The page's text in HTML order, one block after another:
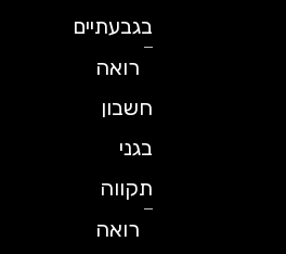
בגבעתיים
רואה
חשבון
תקווה
רואה